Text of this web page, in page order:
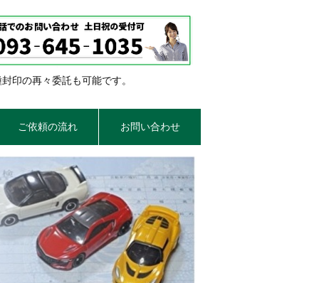
印の再々委託も可能です。
ご依頼の流れ お問い合わせ